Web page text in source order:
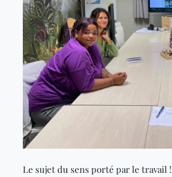
Le sujet du sens porté par le travail !